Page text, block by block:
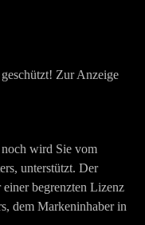
Zur Anzeige
wird Sie vom
unterstützt. Der
begrenzten Lizenz
dem Markeninhaber in